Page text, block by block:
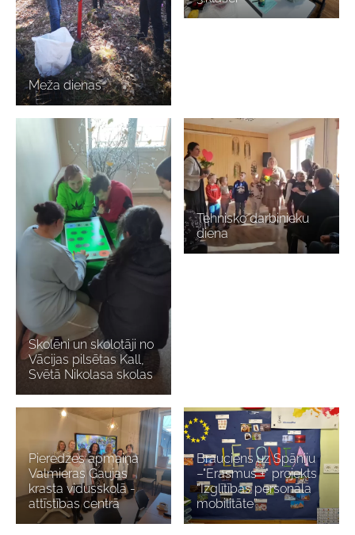
Meža dienas
Skolēni un skolotāji no
Vācijas pilsētas Kall,
Svētā Nikolasa skolas
Tehnisko darbinieku
diena
Pieredzes apmaiņa
Valmieras Gaujas
krasta vidusskolā -
attīstības centrā
Brauciens uz Spāniju
–"Erasmus +" projekts
“Izglītības personāla
mobilitāte”